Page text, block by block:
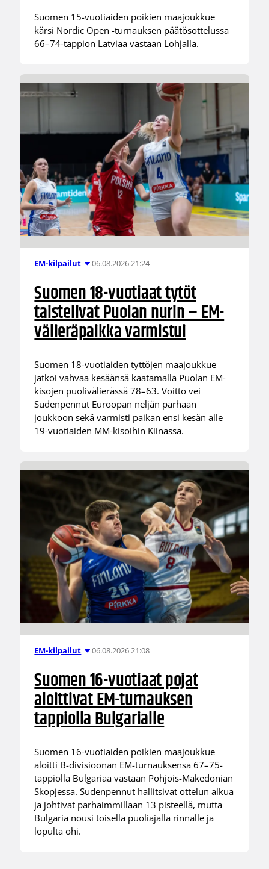
Suomen 15-vuotiaiden poikien maajoukkue
kärsi Nordic Open -turnauksen päätösottelussa
66–74-tappion Latviaa vastaan Lohjalla.
EM-kilpailut 06.08.2026 21:24
Suomen 18-vuotiaat tytöt
taistelivat Puolan nurin – EM-
välieräpaikka varmistui
Suomen 18-vuotiaiden tyttöjen maajoukkue
jatkoi vahvaa kesäänsä kaatamalla Puolan EM-
kisojen puolivälierässä 78–63. Voitto vei
Sudenpennut Euroopan neljän parhaan
joukkoon sekä varmisti paikan ensi kesän alle
19-vuotiaiden MM-kisoihin Kiinassa.
EM-kilpailut 06.08.2026 21:08
Suomen 16-vuotiaat pojat
aloittivat EM-turnauksen
tappiolla Bulgarialle
Suomen 16-vuotiaiden poikien maajoukkue
aloitti B-divisioonan EM-turnauksensa 67–75-
tappiolla Bulgariaa vastaan Pohjois-Makedonian
Skopjessa. Sudenpennut hallitsivat ottelun alkua
ja johtivat parhaimmillaan 13 pisteellä, mutta
Bulgaria nousi toisella puoliajalla rinnalle ja
lopulta ohi.